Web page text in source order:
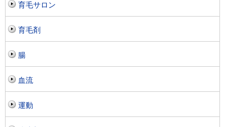
育毛サロン
育毛剤
腸
血流
運動